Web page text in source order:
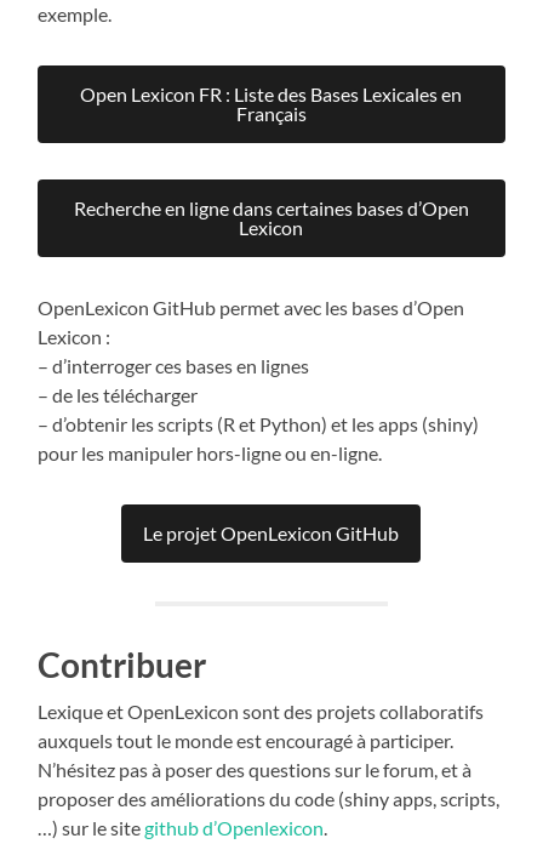
exemple.
Open Lexicon FR : Liste des Bases Lexicales en
Français
Recherche en ligne dans certaines bases d’Open
Lexicon
OpenLexicon GitHub permet avec les bases d’Open
Lexicon :
– d’interroger ces bases en lignes
– de les télécharger
– d’obtenir les scripts (R et Python) et les apps (shiny)
pour les manipuler hors-ligne ou en-ligne.
Le projet OpenLexicon GitHub
Contribuer
Lexique et OpenLexicon sont des projets collaboratifs
auxquels tout le monde est encouragé à participer.
N’hésitez pas à poser des questions sur le forum, et à
proposer des améliorations du code (shiny apps, scripts,
…) sur le sitegithub d’Openlexicon